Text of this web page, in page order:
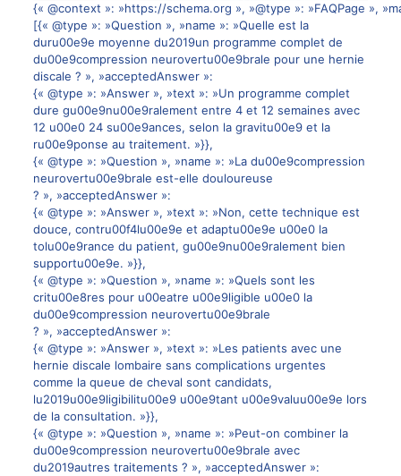
{« @context »: »https://schema.org », »@type »: »FAQPage »,
[{« @type »: »Question », »name »: »Quelle est la
duru00e9e moyenne du2019un programme complet de
du00e9compression neurovertu00e9brale pour une hernie
discale ? », »acceptedAnswer »:
{« @type »: »Answer », »text »: »Un programme complet
dure gu00e9nu00e9ralement entre 4 et 12 semaines avec
12 u00e0 24 su00e9ances, selon la gravitu00e9 et la
ru00e9ponse au traitement. »}},
{« @type »: »Question », »name »: »La du00e9compression
neurovertu00e9brale est-elle douloureuse
? », »acceptedAnswer »:
{« @type »: »Answer », »text »: »Non, cette technique est
douce, contru00f4lu00e9e et adaptu00e9e u00e0 la
tolu00e9rance du patient, gu00e9nu00e9ralement bien
supportu00e9e. »}},
{« @type »: »Question », »name »: »Quels sont les
critu00e8res pour u00eatre u00e9ligible u00e0 la
du00e9compression neurovertu00e9brale
? », »acceptedAnswer »:
{« @type »: »Answer », »text »: »Les patients avec une
hernie discale lombaire sans complications urgentes
comme la queue de cheval sont candidats,
lu2019u00e9ligibilitu00e9 u00e9tant u00e9valuu00e9e lors
de la consultation. »}},
{« @type »: »Question », »name »: »Peut-on combiner la
du00e9compression neurovertu00e9brale avec
du2019autres traitements ? », »acceptedAnswer »: